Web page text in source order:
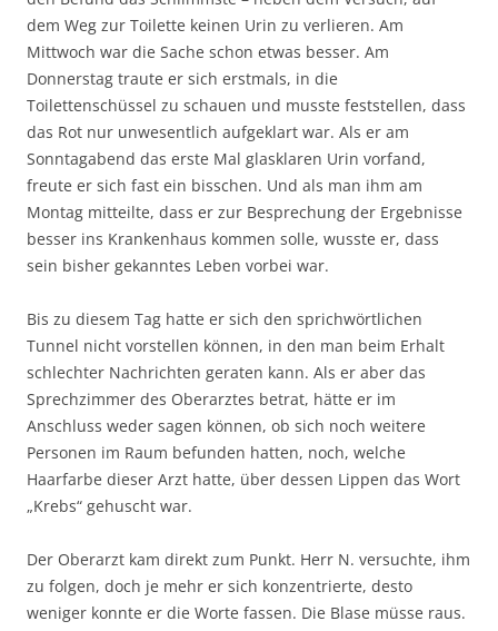
dem Weg zur Toilette keinen Urin zu verlieren. Am
Mittwoch war die Sache schon etwas besser. Am
Donnerstag traute er sich erstmals, in die
Toilettenschüssel zu schauen und musste feststellen, dass
das Rot nur unwesentlich aufgeklart war. Als er am
Sonntagabend das erste Mal glasklaren Urin vorfand,
freute er sich fast ein bisschen. Und als man ihm am
Montag mitteilte, dass er zur Besprechung der Ergebnisse
besser ins Krankenhaus kommen solle, wusste er, dass
sein bisher gekanntes Leben vorbei war.
Bis zu diesem Tag hatte er sich den sprichwörtlichen
Tunnel nicht vorstellen können, in den man beim Erhalt
schlechter Nachrichten geraten kann. Als er aber das
Sprechzimmer des Oberarztes betrat, hätte er im
Anschluss weder sagen können, ob sich noch weitere
Personen im Raum befunden hatten, noch, welche
Haarfarbe dieser Arzt hatte, über dessen Lippen das Wort
„Krebs“ gehuscht war.
Der Oberarzt kam direkt zum Punkt. Herr N. versuchte, ihm
zu folgen, doch je mehr er sich konzentrierte, desto
weniger konnte er die Worte fassen. Die Blase müsse raus.